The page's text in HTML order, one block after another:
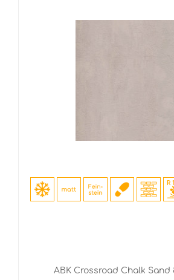
ABK Crossroad Chalk Sand